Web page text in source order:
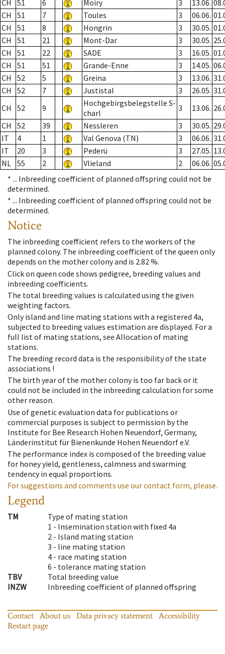
CH 51 6 Moiry 3 13.06.
CH
51 7 Toules 3 06.06.
CH
51 8 Hongrin 3 30.05.
CH
51 21 Mont-Dar 3 30.05.
CH
51 22 SADE 3 16.05.
CH
51 51 Grande-Enne 3 14.05.
CH
52 5 Greina 3 13.06.
CH
52 7 Justistal 3 26.05.
CH
52 9
Hochgebirgsbelegstelle S-
charl
3 13.06.
CH
52 39 Nessleren 3 30.05.
IT
4 1 Val Genova (TN) 3 06.06.
IT
20 3 Pederü 3 27.05.
NL 55 2 Vlieland 2 06.06.
* ... Inbreeding coefficient of planned offspring could not be
determined.
* ... Inbreeding coefficient of planned offspring could not be
determined.
Notice
The inbreeding coefficient refers to the workers of the
planned colony. The inbreeding coefficient of the queen only
depends on the mother colony and is 2.82 %.
Click on queen code shows pedigree, breeding values and
inbreeding coefficients.
The total breeding values is calculated using the given
weighting factors.
Only island and line mating stations with a registered 4a,
subjected to breeding values estimation are displayed. For a
full list of mating stations, see Allocation of mating
stations.
The breeding record data is the responsibility of the state
associations !
The birth year of the mother colony is too far back or it
could not be included in the inbreeding calculation for some
other reason.
Use of genetic evaluation data for publications or
commercial purposes is subject to permission by the
Institute for Bee Research Hohen Neuendorf, Germany,
Länderinstitut für Bienenkunde Hohen Neuendorf e.V.
The performance index is composed of the breeding value
for honey yield, gentleness, calmness and swarming
tendency in equal proportions.
For suggestions and comments use our contact form, please.
Legend
TM
Type of mating station
1 - Insemination station with fixed 4a
2 - Island mating station
3 - line mating station
4 - race mating station
6 - tolerance mating station
TBV
Total breeding value
INZW
Inbreeding coefficient of planned offspring
Contact About us Data privacy statement
Accessibility
Restart page